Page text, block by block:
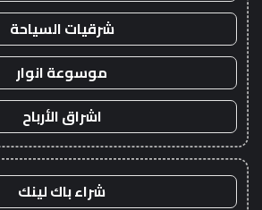
شرقيات السياحة
موسوعة انوار
اشراق الأرباح
شراء باك لينك